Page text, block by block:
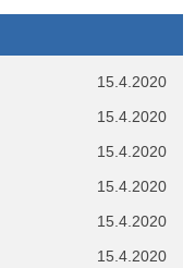
15.4.2020
15.4.2020
15.4.2020
15.4.2020
15.4.2020
15.4.2020